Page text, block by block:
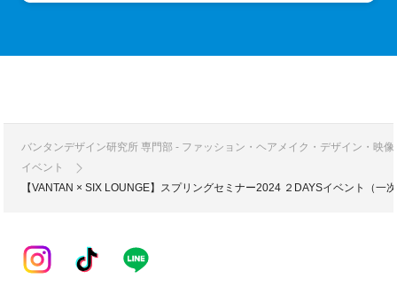
バンタンデザイン研究所 専門部 - ファッション・ヘアメイク・デザイン・映
イベント
【VANTAN × SIX LOUNGE】スプリングセミナー2024 ２DAYSイベント（一